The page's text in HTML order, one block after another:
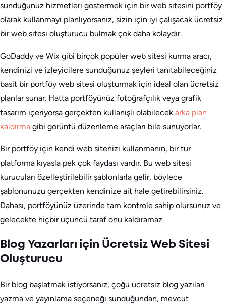
sunduğunuz hizmetleri göstermek için bir web sitesini portföy
olarak kullanmayı planlıyorsanız, sizin için iyi çalışacak ücretsiz
bir web sitesi oluşturucu bulmak çok daha kolaydır.
GoDaddy ve Wix gibi birçok popüler web sitesi kurma aracı,
kendinizi ve izleyicilere sunduğunuz şeyleri tanıtabileceğiniz
basit bir portföy web sitesi oluşturmak için ideal olan ücretsiz
planlar sunar. Hatta portföyünüz fotoğrafçılık veya grafik
tasarım içeriyorsa gerçekten kullanışlı olabilecek arka plan
kaldırma gibi görüntü düzenleme araçları bile sunuyorlar.
Bir portföy için kendi web sitenizi kullanmanın, bir tür
platforma kıyasla pek çok faydası vardır. Bu web sitesi
kurucuları özelleştirilebilir şablonlarla gelir, böylece
şablonunuzu gerçekten kendinize ait hale getirebilirsiniz.
Dahası, portföyünüz üzerinde tam kontrole sahip olursunuz ve
gelecekte hiçbir üçüncü taraf onu kaldıramaz.
Blog Yazarları için Ücretsiz Web Sitesi
Oluşturucu
Bir blog başlatmak istiyorsanız, çoğu ücretsiz blog yazıları
yazma ve yayınlama seçeneği sunduğundan, mevcut